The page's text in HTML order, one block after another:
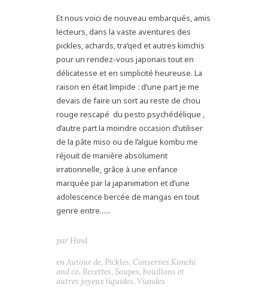
Et nous voici de nouveau embarqués, amis
lecteurs, dans la vaste aventures des
pickles, achards, tra’qed et autres kimchis
pour un rendez-vous japonais tout en
délicatesse et en simplicité heureuse. La
raison en était limpide : d’une part je me
devais de faire un sort au reste de chou
rouge rescapé du pesto psychédélique ,
d’autre part la moindre occasion d’utiliser
de la pâte miso ou de l’algue kombu me
réjouit de manière absolument
irrationnelle, grâce à une enfance
marquée par la japanimation et d’une
adolescence bercée de mangas en tout
genre entre......
par Hind
enAutour de, Pickles, Conserves,Kimchi
and co, Recettes, Soupes, bouillons et
autres joyeux liquides, Viandes